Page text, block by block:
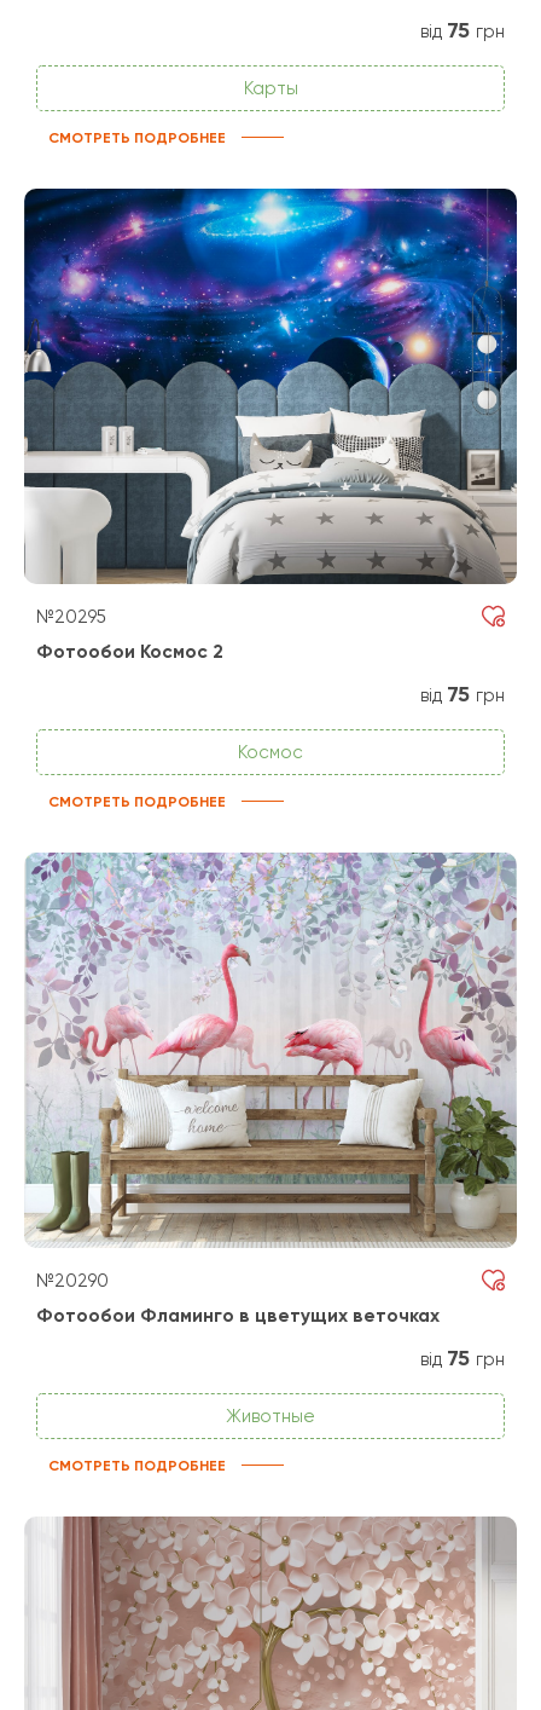
від 75 грн
Карты
СМОТРЕТЬ ПОДРОБНЕЕ
№20295
Фотообои Космос 2
від 75 грн
Космос
СМОТРЕТЬ ПОДРОБНЕЕ
№20290
Фотообои Фламинго в цветущих веточках
від 75 грн
Животные
СМОТРЕТЬ ПОДРОБНЕЕ